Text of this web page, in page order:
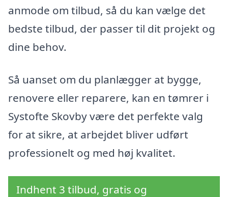
anmode om tilbud, så du kan vælge det
bedste tilbud, der passer til dit projekt og
dine behov.
Så uanset om du planlægger at bygge,
renovere eller reparere, kan en tømrer i
Systofte Skovby være det perfekte valg
for at sikre, at arbejdet bliver udført
professionelt og med høj kvalitet.
Indhent 3 tilbud, gratis og